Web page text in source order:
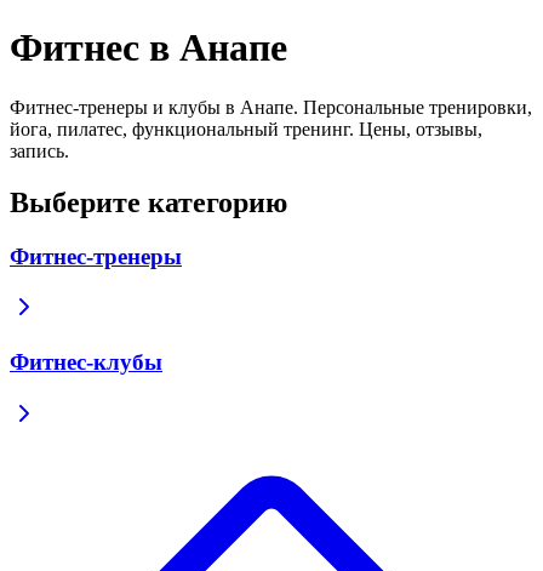
Фитнес в Анапе
Фитнес-тренеры и клубы в Анапе. Персональные тренировки,
йога, пилатес, функциональный тренинг. Цены, отзывы,
запись.
Выберите категорию
Фитнес-тренеры
Фитнес-клубы